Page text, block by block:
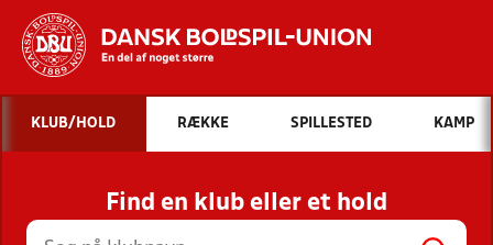
Hvad vil du søge efter?
INDHOLD OG NYHEDER
STILLINGER, RESULTATER, KLUBBER OG
HOLD
KLUB/HOLD RÆKKE SPILLESTED KAMP
Find en klub eller et hold